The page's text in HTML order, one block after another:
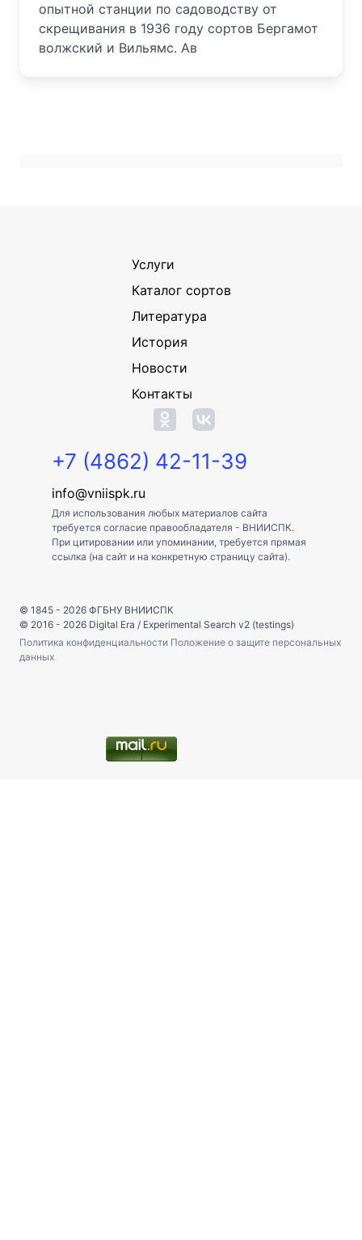
опытной станции по садоводству от
скрещивания в 1936 году сортов Бергамот
волжский и Вильямс. Ав
Услуги
Каталог сортов
Литература
История
Новости
Контакты
+7 (4862) 42-11-39
info@vniispk.ru
Для использования любых материалов сайта
требуется согласие правообладателя - ВНИИСПК.
При цитировании или упоминании, требуется прямая
ссылка (на сайт и на конкретную страницу сайта).
© 1845 - 2026 ФГБНУ ВНИИСПК
© 2016 - 2026 Digital Era / Experimental Search v2 (testings)
Политика конфиденциальности Положение о защите персональных
данных